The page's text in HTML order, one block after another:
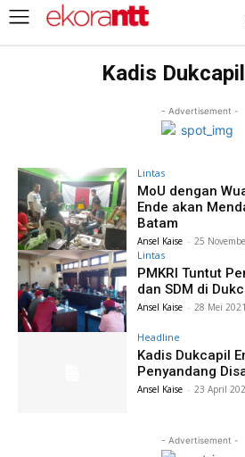
Kadis
- Advertisement -
Lintas
MoU dengan
Ende akan
Batam
Ansel Kaise - 25
Lintas
PMKRI Tuntut
dan SDM di
Ansel Kaise - 28 Mei 2021
Headline
Kadis Dukcapil
Penyandang
Ansel Kaise - 23 April
- Advertisement -